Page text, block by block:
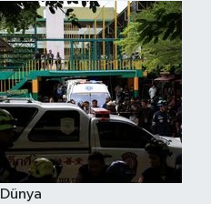
Dünya